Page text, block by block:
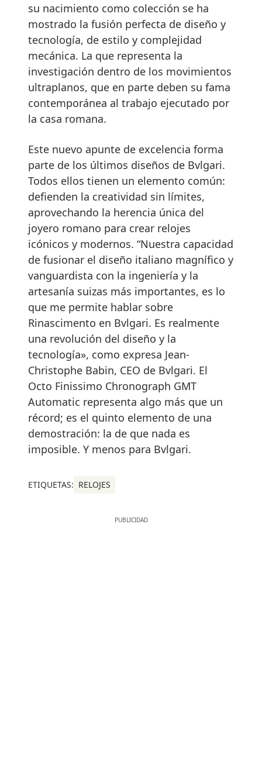
su nacimiento como colección se ha
mostrado la fusión perfecta de diseño y
tecnología, de estilo y complejidad
mecánica. La que representa la
investigación dentro de los movimientos
ultraplanos, que en parte deben su fama
contemporánea al trabajo ejecutado por
la casa romana.
Este nuevo apunte de excelencia forma
parte de los últimos diseños de Bvlgari.
Todos ellos tienen un elemento común:
defienden la creatividad sin límites,
aprovechando la herencia única del
joyero romano para crear relojes
icónicos y modernos. “Nuestra capacidad
de fusionar el diseño italiano magnífico y
vanguardista con la ingeniería y la
artesanía suizas más importantes, es lo
que me permite hablar sobre
Rinascimento en Bvlgari. Es realmente
una revolución del diseño y la
tecnología», como expresa Jean-
Christophe Babin, CEO de Bvlgari. El
Octo Finissimo Chronograph GMT
Automatic representa algo más que un
récord; es el quinto elemento de una
demostración: la de que nada es
imposible. Y menos para Bvlgari.
ETIQUETAS: RELOJES